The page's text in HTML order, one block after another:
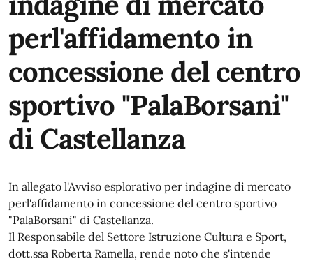
perl'affidamento in
concessione del centro
sportivo "PalaBorsani"
di Castellanza
In allegato l'Avviso esplorativo per indagine di mercato
perl'affidamento in concessione del centro sportivo
"PalaBorsani" di Castellanza.
Il Responsabile del Settore Istruzione Cultura e Sport,
dott.ssa Roberta Ramella, rende noto che s'intende